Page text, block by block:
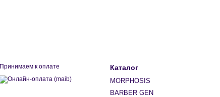
Принимаем к оплате Каталог
MORPHOSIS
BARBER GEN